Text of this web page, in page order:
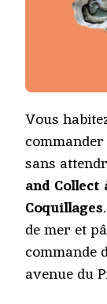
Vous
sans
and Collect
Coquillages
de mer et
commande
avenue du